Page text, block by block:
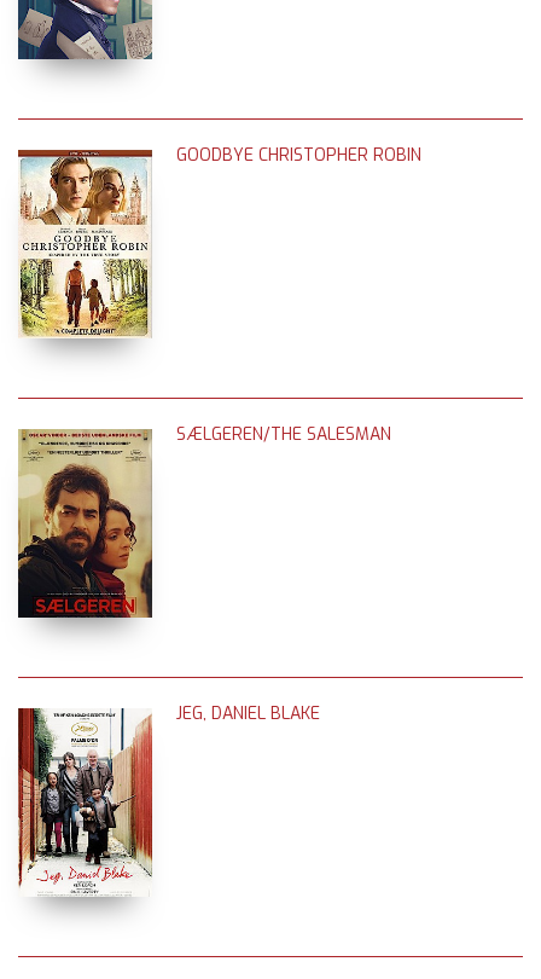
GOODBYE CHRISTOPHER ROBIN
SÆLGEREN/THE SALESMAN
JEG, DANIEL BLAKE